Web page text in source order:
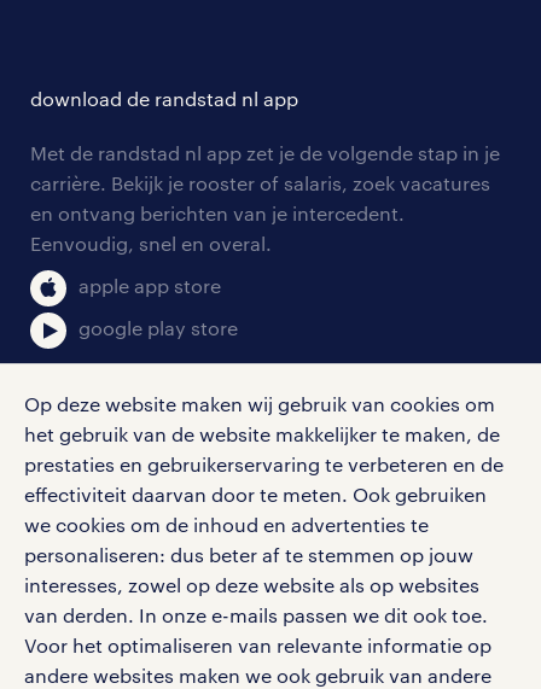
Op deze website maken wij gebruik van cookies om
het gebruik van de website makkelijker te maken, de
prestaties en gebruikerservaring te verbeteren en de
effectiviteit daarvan door te meten. Ook gebruiken
we cookies om de inhoud en advertenties te
personaliseren: dus beter af te stemmen op jouw
interesses, zowel op deze website als op websites
van derden. In onze e-mails passen we dit ook toe.
Voor het optimaliseren van relevante informatie op
andere websites maken we ook gebruik van andere
tarieven
personeel gezocht
aanmelden nieuwsbrief
solliciteren
blogs en artikelen
salarischecker
bruto-netto calculator
onze vestigingen
pers
download de randstad nl app
Met de randstad nl app zet je de volgende stap in je
carrière. Bekijk je rooster of salaris, zoek vacatures
en ontvang berichten van je intercedent.
Eenvoudig, snel en overal.
apple app store
google play store
social media
Volg ons voor de leukste content omtrent
vacatures, solliciteren en inspiratie.
werken bij randstad